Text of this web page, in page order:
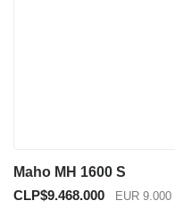
Maho MH 1600 S
CLP$9.468.000
EUR 9.000